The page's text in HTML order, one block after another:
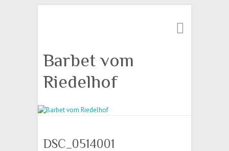
Barbet vom
Riedelhof
DSC_0514001